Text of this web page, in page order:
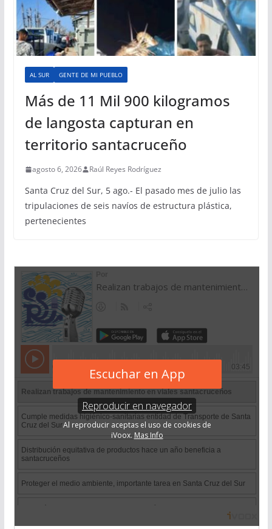
AL SUR GENTE DE MI PUEBLO
Más de 11 Mil 900 kilogramos
de langosta capturan en
territorio santacruceño
agosto 6, 2026 Raúl Reyes Rodríguez
Santa Cruz del Sur, 5 ago.- El pasado mes de julio las
tripulaciones de seis navíos de estructura plástica,
pertenecientes